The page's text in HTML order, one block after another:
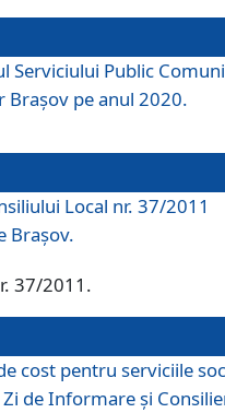
Serviciului Public
Braşov pe anul 2020.
Local nr. 37/2011
Brașov.
37/2011.
cost pentru serviciile
de Informare și